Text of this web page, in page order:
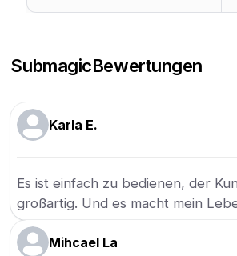
SubmagicBewertungen
Karla E.
Es ist einfach zu bedienen, der
großartig. Und es macht mein
Mihcael La